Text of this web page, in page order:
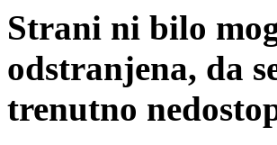
Strani ni bilo
odstranjena, da
trenutno